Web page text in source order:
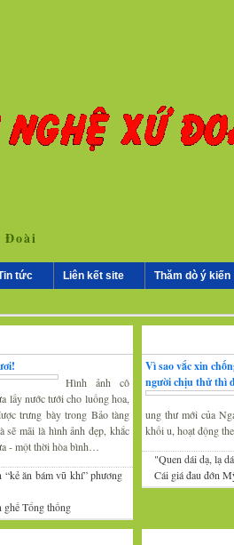
Đoài
tức Liên kết site Thăm dò ý kiến
Hình ảnh cô
lấy nước tưới cho luống hoa,
trưng bày trong Bảo tàng
sẽ mãi là hình ảnh đẹp, khắc
- một thời hòa bình…
“kẻ ăn bám vũ khí” phương
ghế Tổng thống
Vì sao vắc xin
người chịu thử thì
ung thư mới của
khối u, hoạt động
"Quen dái dạ, lạ
Cái giá đau đớn